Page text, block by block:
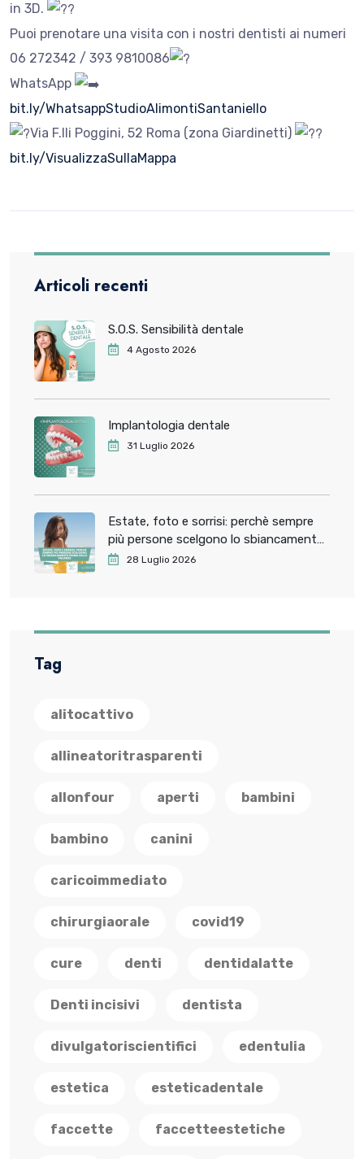
in 3D.
Puoi prenotare una visita con i nostri dentisti ai numeri
06 272342 / 393 9810086
WhatsApp
bit.ly/WhatsappStudioAlimontiSantaniello
Via F.lli Poggini, 52 Roma (zona Giardinetti)
bit.ly/VisualizzaSullaMappa
Articoli recenti
S.O.S. Sensibilità dentale
4 Agosto 2026
Implantologia dentale
31 Luglio 2026
Estate, foto e sorrisi: perchè sempre
più persone scelgono lo sbiancamento
dentale prima delle vacanze
28 Luglio 2026
Tag
alitocattivo
allineatoritrasparenti
allonfour aperti bambini
bambino canini
caricoimmediato
chirurgiaorale covid19
cure denti dentidalatte
Denti incisivi dentista
divulgatoriscientifici edentulia
estetica esteticadentale
faccette faccetteestetiche